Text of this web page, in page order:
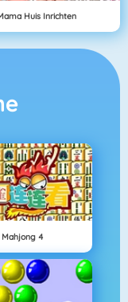
Huis Inrichten
Mahjong 4